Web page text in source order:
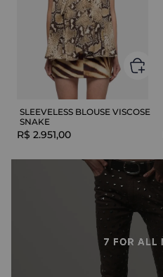
SLEEVELESS BLOUSE VISCOSE
SNAKE
R$ 2.951,00